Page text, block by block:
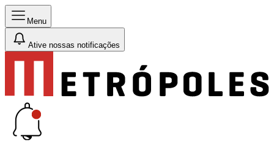
Menu
Ative nossas notificações